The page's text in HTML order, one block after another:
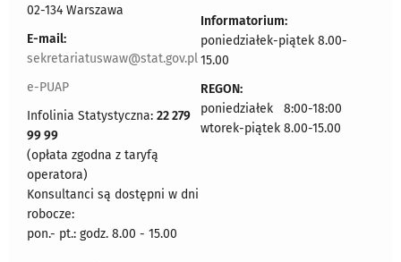
02-134 Warszawa
E-mail:
sekretariatuswaw@stat.gov.pl
e-PUAP
Infolinia Statystyczna: 22 279
99 99
(opłata zgodna z taryfą
operatora)
Konsultanci są dostępni w dni
robocze:
pon.- pt.: godz. 8.00 - 15.00
Informatorium:
poniedziałek-piątek 8.00-
15.00
REGON:
poniedziałek 8:00-18:00
wtorek-piątek 8.00-15.00